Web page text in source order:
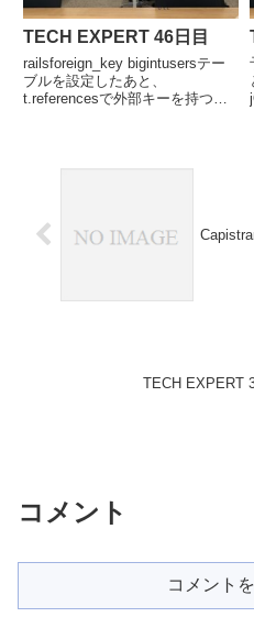
TECH EXPERT 46日目
railsforeign_key bigintusersテー
ブルを設定したあと、
t.referencesで外部キーを持つテ
ら）...
TECH EXPERT
コメント
コメント